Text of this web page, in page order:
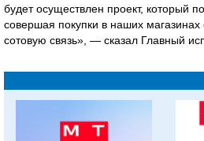
будет осуществлен проект, который
совершая покупки в наших
сотовую связь», — сказал Главный